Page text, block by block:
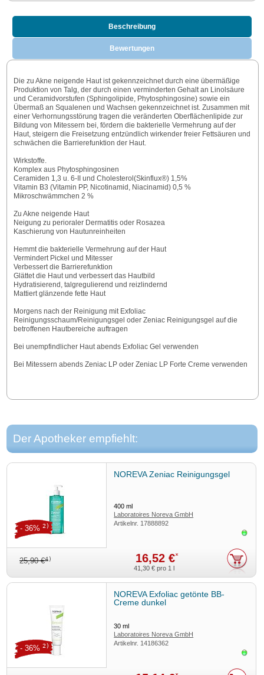
Beschreibung
Bewertungen
Die zu Akne neigende Haut ist gekennzeichnet durch eine übermäßige
Produktion von Talg, der durch einen verminderten Gehalt an Linolsäure
und Ceramidvorstufen (Sphingolipide, Phytosphingosine) sowie ein
Übermaß an Squalenen und Wachsen gekennzeichnet ist. Zusammen mit
einer Verhornungsstörung tragen die veränderten Oberflächenlipide zur
Bildung von Mitessern bei, fördern die bakterielle Vermehrung auf der
Haut, steigern die Freisetzung entzündlich wirkender freier Fettsäuren und
schwächen die Barrierefunktion der Haut.
Wirkstoffe.
Komplex aus Phytosphingosinen
Ceramiden 1,3 u. 6-II und Cholesterol(Skinflux®) 1,5%
Vitamin B3 (Vitamin PP, Nicotinamid, Niacinamid) 0,5 %
Mikroschwämmchen 2 %
Zu Akne neigende Haut
Neigung zu perioraler Dermatitis oder Rosazea
Kaschierung von Hautunreinheiten
Hemmt die bakterielle Vermehrung auf der Haut
Vermindert Pickel und Mitesser
Verbessert die Barrierefunktion
Glättet die Haut und verbessert das Hautbild
Hydratisierend, talgregulierend und reizlindernd
Mattiert glänzende fette Haut
Morgens nach der Reinigung mit Exfoliac
Reinigungsschaum/Reinigungsgel oder Zeniac Reinigungsgel auf die
betroffenen Hautbereiche auftragen
Bei unempfindlicher Haut abends Exfoliac Gel verwenden
Bei Mitessern abends Zeniac LP oder Zeniac LP Forte Creme verwenden
Der Apotheker empfiehlt:
NOREVA Zeniac Reinigungsgel
400ml
Laboratoires Noreva GmbH
Artikelnr. 17888892
25,90 €4) 16,52 €*
- 36% 2)
41,30 € pro 1 l
NOREVA Exfoliac getönte BB-
Creme dunkel
30ml
Laboratoires Noreva GmbH
Artikelnr. 14186362
- 36% 2)